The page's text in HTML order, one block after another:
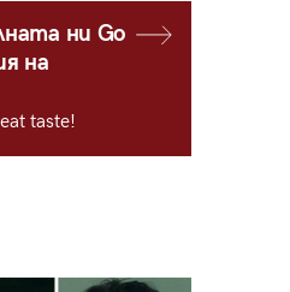
ни Go
на
taste!